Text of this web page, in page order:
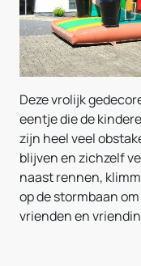
Deze vrolijk
eentje die de
zijn heel veel
blijven en zichzelf
naast rennen,
op de stormbaan
vrienden en